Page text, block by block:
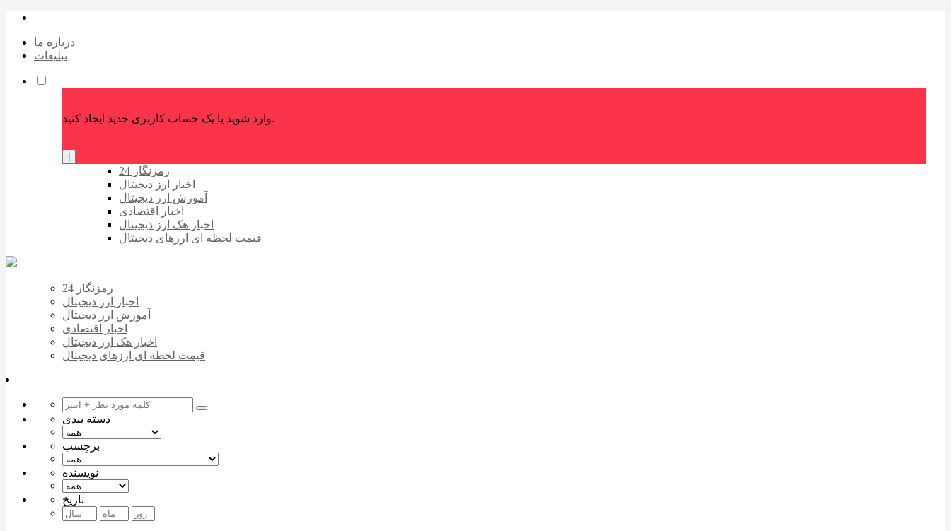
درباره ما
تبلیغات
وارد شوید یا یک حساب کاربری جدید ایجاد کنید.
رمزنگار 24
اخبار ارز دیجیتال
آموزش ارز دیجیتال
اخبار اقتصادی
اخبار هک ارز دیجیتال
قیمت لحظه ای ارزهای دیجیتال
رمزنگار 24
اخبار ارز دیجیتال
آموزش ارز دیجیتال
اخبار اقتصادی
اخبار هک ارز دیجیتال
قیمت لحظه ای ارزهای دیجیتال
دسته بندی
برچسب
نویسنده
تاریخ